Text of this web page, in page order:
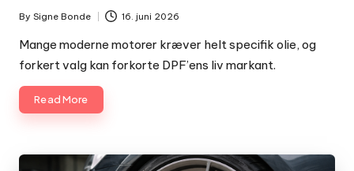
Posted
by
By Signe Bonde 16. juni 2026
Mange moderne motorer kræver helt specifik olie, og
forkert valg kan forkorte DPF’ens liv markant.
Read More